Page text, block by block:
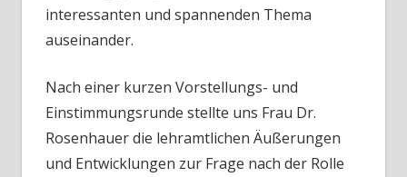
interessanten und spannenden Thema
auseinander.
Nach einer kurzen Vorstellungs- und
Einstimmungsrunde stellte uns Frau Dr.
Rosenhauer die lehramtlichen Äußerungen
und Entwicklungen zur Frage nach der Rolle